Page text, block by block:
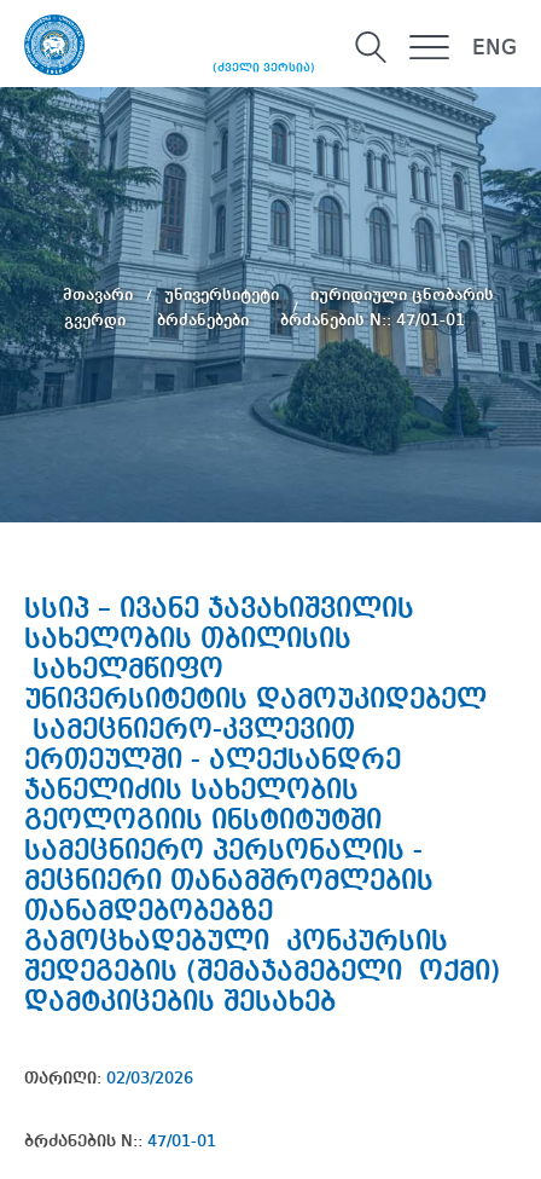
(ძველი ვერსია)
ENG
მთავარი უნივერსიტეტი
იურიდიული ცნობარის
გვერდი
ბრძანებები ბრძანების N:: 47/01-01
სსიპ – ივანე ჯავახიშვილის
სახელობის თბილისის
სახელმწიფო
უნივერსიტეტის დამოუკიდებელ
სამეცნიერო-კვლევით
ერთეულში - ალექსანდრე
ჯანელიძის სახელობის
გეოლოგიის ინსტიტუტში
სამეცნიერო პერსონალის -
მეცნიერი თანამშრომლების
თანამდებობებზე
გამოცხადებული კონკურსის
შედეგების (შემაჯამებელი ოქმი)
დამტკიცების შესახებ
თარიღი: 02/03/2026
ბრძანების N:: 47/01-01